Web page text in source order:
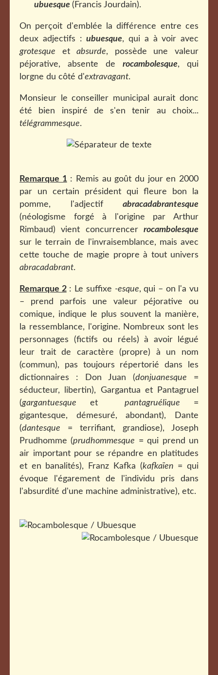
ubuesque (Francis Jourdain).
On perçoit d'emblée la différence entre ces
deux adjectifs :ubuesque, qui a à voir avec
grotesque etabsurde, possède une valeur
péjorative, absente de rocambolesque, qui
lorgne du côté d'extravagant.
Monsieur le conseiller municipal aurait donc
été bien inspiré de s'en tenir au choix...
télégrammesque.
Remarque 1: Remis au goût du jour en 2000
par un certain président qui fleure bon la
pomme, l'adjectif abracadabrantesque
(néologisme forgé à l'origine par Arthur
Rimbaud) vient concurrencer rocambolesque
sur le terrain de l'invraisemblance, mais avec
cette touche de magie propre à tout univers
abracadabrant.
Remarque 2: Le suffixe -esque, qui – on l'a vu
– prend parfois une valeur péjorative ou
comique, indique le plus souvent la manière,
la ressemblance, l'origine. Nombreux sont les
personnages (fictifs ou réels) à avoir légué
leur trait de caractère (propre) à un nom
(commun), pas toujours répertorié dans les
dictionnaires : Don Juan (donjuanesque =
séducteur, libertin), Gargantua et Pantagruel
(gargantuesque etpantagruélique =
gigantesque, démesuré, abondant), Dante
(dantesque = terrifiant, grandiose), Joseph
Prudhomme (prudhommesque = qui prend un
air important pour se répandre en platitudes
et en banalités), Franz Kafka (kafkaïen = qui
évoque l'égarement de l'individu pris dans
l'absurdité d'une machine administrative), etc.